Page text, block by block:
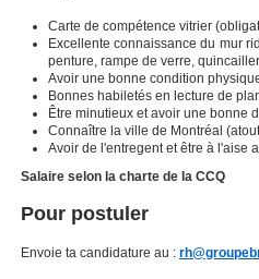
Carte de compétence vitrier
Excellente connaissance du mur
penture, rampe de verre,
Avoir une bonne condition
Bonnes habiletés en lecture de
Être minutieux et avoir une bonne
Connaître la ville de Montréal
Avoir de l'entregent et être à l'aise
Salaire selon la charte de la CCQ
Pour postuler
Envoie ta candidature au :